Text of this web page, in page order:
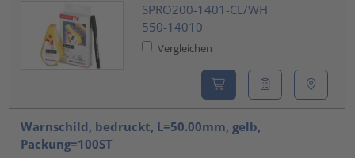
SPRO200-1401-CL/WH
550-14010
Vergleichen
Warnschild, bedruckt, L=50.00mm, gelb,
Packung=100ST